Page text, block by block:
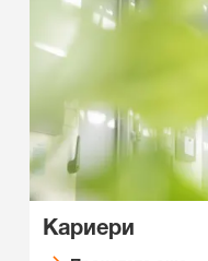
Кариери